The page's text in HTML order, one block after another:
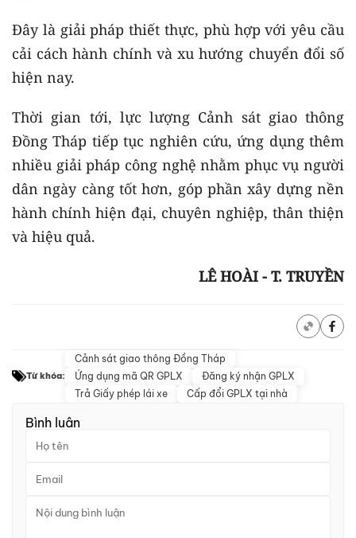
Đây là giải pháp thiết thực, phù hợp với yêu cầu
cải cách hành chính và xu hướng chuyển đổi số
hiện nay.
Thời gian tới, lực lượng Cảnh sát giao thông
Đồng Tháp tiếp tục nghiên cứu, ứng dụng thêm
nhiều giải pháp công nghệ nhằm phục vụ người
dân ngày càng tốt hơn, góp phần xây dựng nền
hành chính hiện đại, chuyên nghiệp, thân thiện
và hiệu quả.
LÊ HOÀI - T. TRUYỀN
Từ khóa:
Cảnh sát giao thông Đồng Tháp
Ứng dụng mã QR GPLX
Đăng ký nhận GPLX
Trả Giấy phép lái xe
Cấp đổi GPLX tại nhà
Bình luận